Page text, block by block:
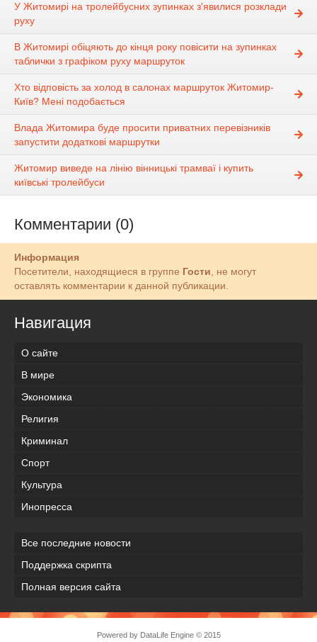
У Житомирі на тролейбусних зупинках з'явилися розклади
руху
В Житомирі обіцяють до кінця року повісити на зупинках
таблички з графіком руху маршруток
Хто відповість за холод в салонах маршруток Житомир-
Київ? Мені подобається
Влада Житомира буде просити приватних перевізників
запустити додаткові маршрутки
Житомир виведе на лінію вінницькі трамваї і купить
київські тролейбуси
Комментарии (0)
Информация
Посетители, находящиеся в группе Гости, не могут
оставлять комментарии к данной публикации.
Навигация
О сайте
В мире
Экономика
Религия
Криминал
Спорт
Культура
Инопресса
Все последние новости
Поддержка скрипта
Полная версия сайта
Powered by DataLife Engine© 2015